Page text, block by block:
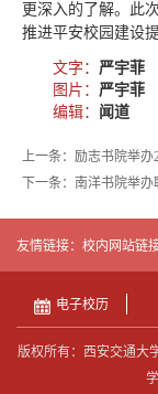
更深入的了解。此
推进平安校园建设
文字： 严宇菲
图片： 严宇菲
编辑： 闻道
上一条：励志书院举办
下一条：南洋书院举
友情链接： 校内网站链
电子校历
版权所有：西安交通大